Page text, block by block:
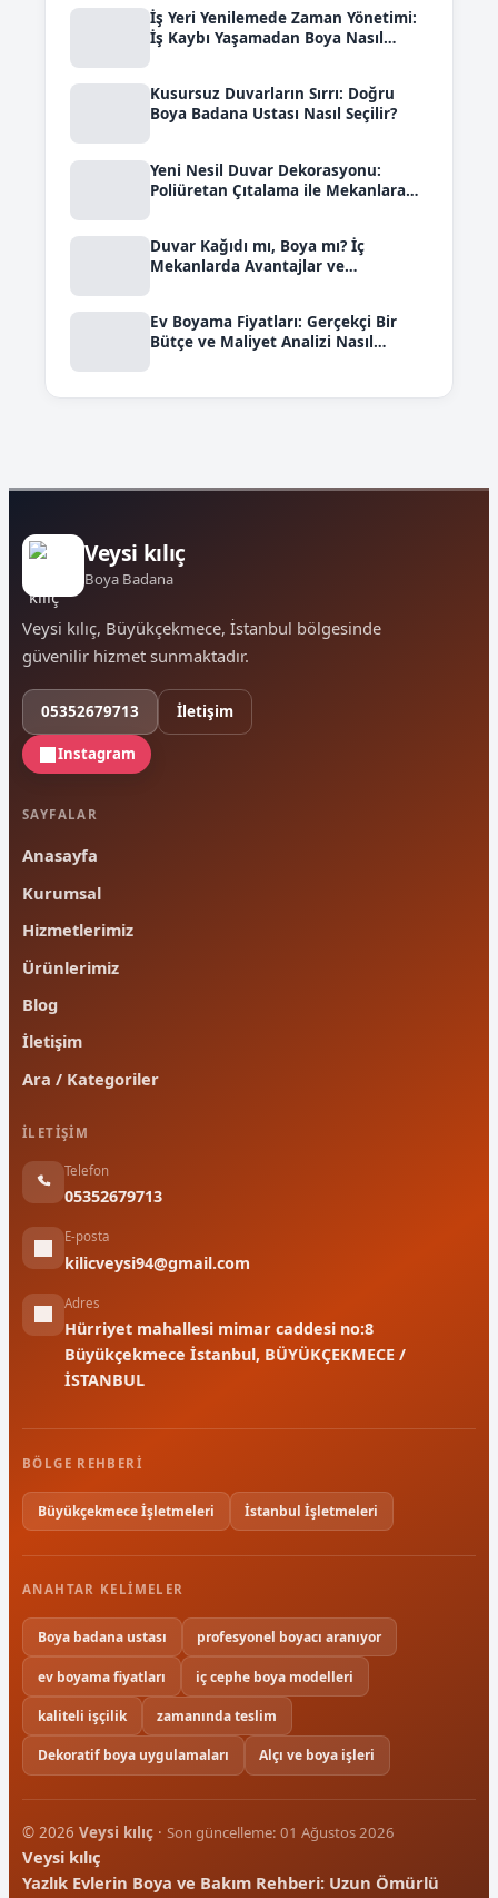
İş Yeri Yenilemede Zaman Yönetimi:
İş Kaybı Yaşamadan Boya Nasıl
Kusursuz Duvarların Sırrı: Doğru
Boya Badana Ustası Nasıl Seçilir?
Yeni Nesil Duvar Dekorasyonu:
Poliüretan Çıtalama ile Mekanlara
Duvar Kağıdı mı, Boya mı? İç
Mekanlarda Avantajlar ve
Ev Boyama Fiyatları: Gerçekçi Bir
Bütçe ve Maliyet Analizi Nasıl
Veysi kılıç
Boya Badana
Veysi kılıç, Büyükçekmece, İstanbul bölgesinde
güvenilir hizmet sunmaktadır.
05352679713 İletişim
Instagram
SAYFALAR
Anasayfa
Kurumsal
Hizmetlerimiz
Ürünlerimiz
Blog
İletişim
Ara / Kategoriler
İLETIŞIM
Telefon
05352679713
E-posta
kilicveysi94@gmail.com
Adres
Hürriyet mahallesi mimar caddesi no:8
Büyükçekmece İstanbul, BÜYÜKÇEKMECE /
İSTANBUL
BÖLGE REHBERI
Büyükçekmece İşletmeleri İstanbul İşletmeleri
ANAHTAR KELIMELER
Boya badana ustası profesyonel boyacı aranıyor
ev boyama fiyatları iç cephe boya modelleri
kaliteli işçilik zamanında teslim
Dekoratif boya uygulamaları Alçı ve boya işleri
© 2026 Veysi kılıç · Son güncelleme: 01 Ağustos 2026
Veysi kılıç
Yazlık Evlerin Boya ve Bakım Rehberi: Uzun Ömürlü